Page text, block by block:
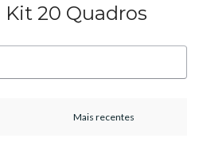
Kit 20 Quadros